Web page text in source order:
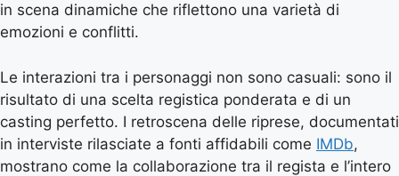
in scena dinamiche che riflettono una varietà di
emozioni e conflitti.
Le interazioni tra i personaggi non sono casuali: sono il
risultato di una scelta registica ponderata e di un
casting perfetto. I retroscena delle riprese, documentati
in interviste rilasciate a fonti affidabili come IMDb,
mostrano come la collaborazione tra il regista e l’intero